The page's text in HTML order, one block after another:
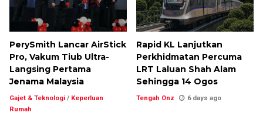
PerySmith Lancar AirStick
Pro, Vakum Tiub Ultra-
Langsing Pertama
Jenama Malaysia
Gajet & Teknologi / Keperluan
Rumah
Rapid KL Lanjutkan
Perkhidmatan Percuma
LRT Laluan Shah Alam
Sehingga 14 Ogos
Tengah Onz 6 days ago